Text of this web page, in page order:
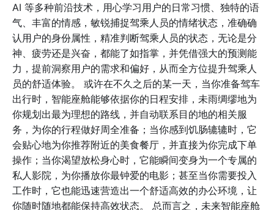
AI 等多种前沿技术，用心学习用户的日常习惯、独特的语
气、丰富的情感，敏锐捕捉驾乘人员的情绪状态，准确确
认用户的身份属性，精准判断驾乘人员的状态，无论是分
神、疲劳还是兴奋，都能了如指掌，并凭借强大的预测能
力，提前洞察用户的需求和偏好，从而全方位提升驾乘人
员的舒适体验。 或许在不久之后的某一天，当你准备驾车
出行时，智能座舱能够依据你的日程安排，未雨绸缪地为
你规划出最为理想的路线，并自动联系目的地的相关服
务，为你的行程做好周全准备；当你感到饥肠辘辘时，它
会贴心地为你推荐附近的美食餐厅，并直接为你完成下单
操作；当你渴望放松身心时，它能瞬间变身为一个专属的
私人影院，为你播放你最钟爱的电影；甚至当你需要投入
工作时，它也能迅速营造出一个舒适高效的办公环境，让
你随时随地都能保持高效状态。 总而言之，未来智能座舱